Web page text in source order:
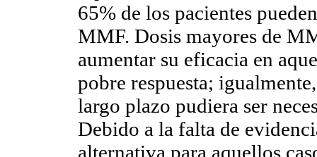
65% de los pacientes
MMF. Dosis mayores de
aumentar su eficacia en
pobre respuesta;
largo plazo pudiera ser
Debido a la falta de
alternativa para aquellos